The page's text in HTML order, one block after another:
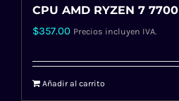
CPU AMD RYZEN 7 7700
$357.00 Precios incluyen IVA.
Añadir al carrito